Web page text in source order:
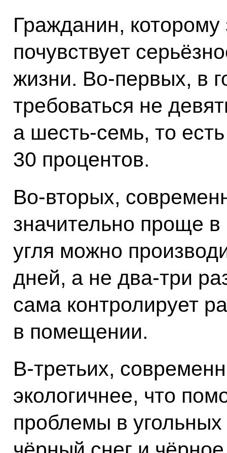
Гражданин, которому
почувствует
жизни. Во-первых, в
требоваться не
а шесть-семь, то
30 процентов.
Во-вторых,
значительно проще в
угля можно
дней, а не два-три
сама контролирует
в помещении.
В-третьих,
экологичнее, что
проблемы в угольных